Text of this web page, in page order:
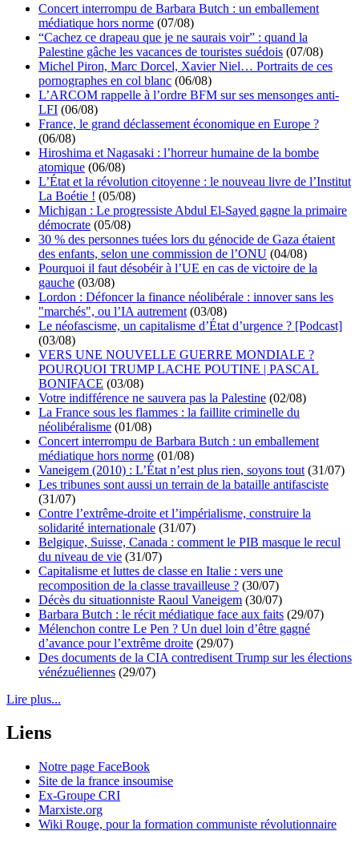
Concert interrompu de Barbara Butch : un emballement
médiatique hors norme (07/08)
“Cachez ce drapeau que je ne saurais voir” : quand la
Palestine gâche les vacances de touristes suédois (07/08)
Michel Piron, Marc Dorcel, Xavier Niel… Portraits de ces
pornographes en col blanc (06/08)
L’ARCOM rappelle à l’ordre BFM sur ses mensonges anti-
LFI (06/08)
France, le grand déclassement économique en Europe ?
(06/08)
Hiroshima et Nagasaki : l’horreur humaine de la bombe
atomique (06/08)
L’État et la révolution citoyenne : le nouveau livre de l’Institut
La Boétie ! (05/08)
Michigan : Le progressiste Abdul El-Sayed gagne la primaire
démocrate (05/08)
30 % des personnes tuées lors du génocide de Gaza étaient
des enfants, selon une commission de l’ONU (04/08)
Pourquoi il faut désobéir à l’UE en cas de victoire de la
gauche (03/08)
Lordon : Défoncer la finance néolibérale : innover sans les
"marchés", ou l’IA autrement (03/08)
Le néofascisme, un capitalisme d’État d’urgence ? [Podcast]
(03/08)
VERS UNE NOUVELLE GUERRE MONDIALE ?
POURQUOI TRUMP LACHE POUTINE | PASCAL
BONIFACE (03/08)
Votre indifférence ne sauvera pas la Palestine (02/08)
La France sous les flammes : la faillite criminelle du
néolibéralisme (01/08)
Concert interrompu de Barbara Butch : un emballement
médiatique hors norme (01/08)
Vaneigem (2010) : L’État n’est plus rien, soyons tout (31/07)
Les tribunes sont aussi un terrain de la bataille antifasciste
(31/07)
Contre l’extrême-droite et l’impérialisme, construire la
solidarité internationale (31/07)
Belgique, Suisse, Canada : comment le PIB masque le recul
du niveau de vie (31/07)
Capitalisme et luttes de classe en Italie : vers une
recomposition de la classe travailleuse ? (30/07)
Décès du situationniste Raoul Vaneigem (30/07)
Barbara Butch : le récit médiatique face aux faits (29/07)
Mélenchon contre Le Pen ? Un duel loin d’être gagné
d’avance pour l’extrême droite (29/07)
Des documents de la CIA contredisent Trump sur les élections
vénézuéliennes (29/07)
Lire plus...
Liens
Notre page FaceBook
Site de la france insoumise
Ex-Groupe CRI
Marxiste.org
Wiki Rouge, pour la formation communiste révolutionnaire